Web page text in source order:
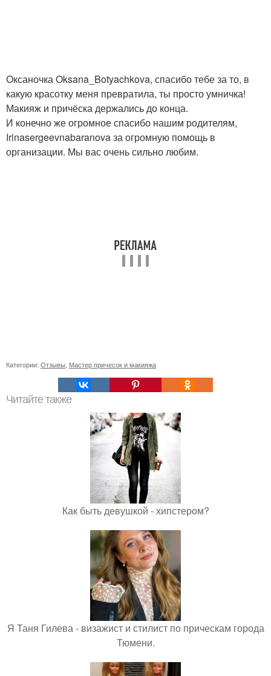
Оксаночка Oksana_Botyachkova, спасибо тебе за то, в
какую красотку меня превратила, ты просто умничка!
Макияж и причёска держались до конца.
И конечно же огромное спасибо нашим родителям,
Irinasergeevnabaranova за огромную помощь в
организации. Мы вас очень сильно любим.
Категории: Отзывы Мастер причесок и макияжа
Читайте также
Как быть девушкой - хипстером?
Я Таня Гилева - визажист и стилист по прическам города
Тюмени.